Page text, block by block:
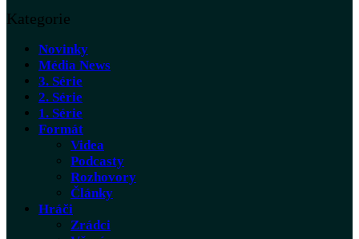
Kategorie
Novinky
Média News
3. Série
2. Série
1. Série
Formát
Videa
Podcasty
Rozhovory
Články
Hráči
Zrádci